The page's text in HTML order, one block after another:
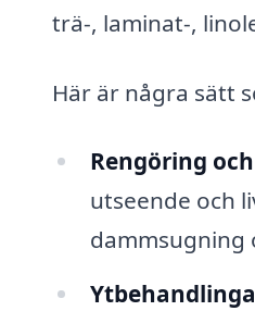
trä-, laminat-,
Här är några sätt
Rengöring
utseende och
dammsugning